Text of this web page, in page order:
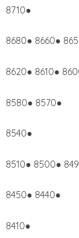
8710●
8680● 8660●
8620● 8610●
8580● 8570●
8540●
8510● 8500●
8450● 8440●
8410●